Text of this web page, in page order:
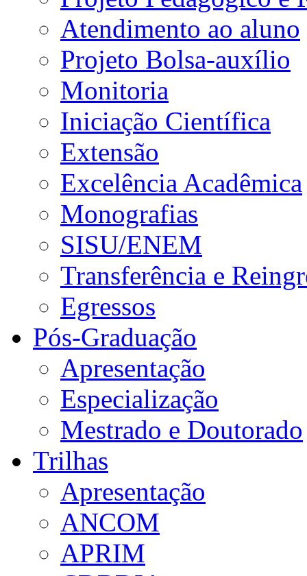
Atendimento ao aluno
Projeto Bolsa-auxílio
Monitoria
Iniciação Científica
Extensão
Excelência Acadêmica
Monografias
SISU/ENEM
Transferência e
Egressos
Pós-Graduação
Apresentação
Especialização
Mestrado e Doutorado
Trilhas
Apresentação
ANCOM
APRIM